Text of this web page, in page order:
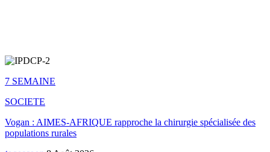
7 SEMAINE
SOCIETE
Vogan : AIMES-AFRIQUE rapproche la chirurgie spécialisée des
populations rurales